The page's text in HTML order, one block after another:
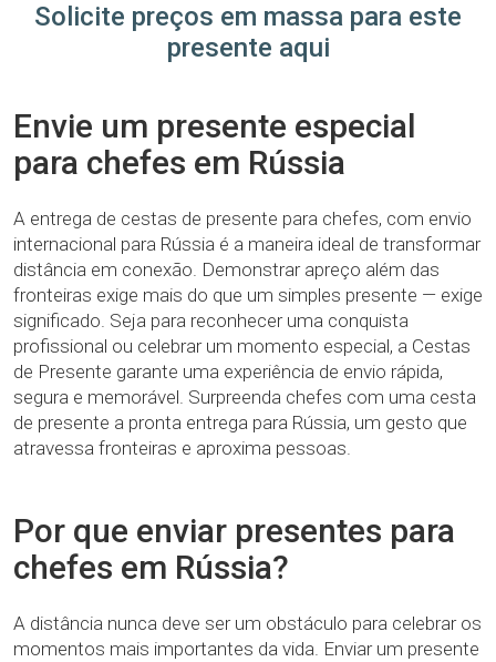
Solicite preços em massa para este
presente aqui
Envie um presente especial
para chefes em Rússia
A entrega de cestas de presente para chefes, com envio
internacional para Rússia é a maneira ideal de transformar
distância em conexão. Demonstrar apreço além das
fronteiras exige mais do que um simples presente — exige
significado. Seja para reconhecer uma conquista
profissional ou celebrar um momento especial, a Cestas
de Presente garante uma experiência de envio rápida,
segura e memorável. Surpreenda chefes com uma cesta
de presente a pronta entrega​ para Rússia, um gesto que
atravessa fronteiras e aproxima pessoas.
Por que enviar presentes para
chefes em Rússia?
A distância nunca deve ser um obstáculo para celebrar os
momentos mais importantes da vida. Enviar um presente